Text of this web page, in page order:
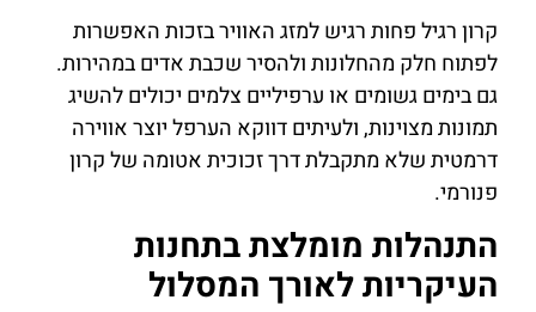
קרון רגיל פחות רגיש למזג האוויר בזכות האפשרות
לפתוח חלק מהחלונות ולהסיר שכבת אדים במהירות.
גם בימים גשומים או ערפיליים צלמים יכולים להשיג
תמונות מצוינות, ולעיתים דווקא הערפל יוצר אווירה
דרמטית שלא מתקבלת דרך זכוכית אטומה של קרון
פנורמי.
התנהלות מומלצת בתחנות
העיקריות לאורך המסלול